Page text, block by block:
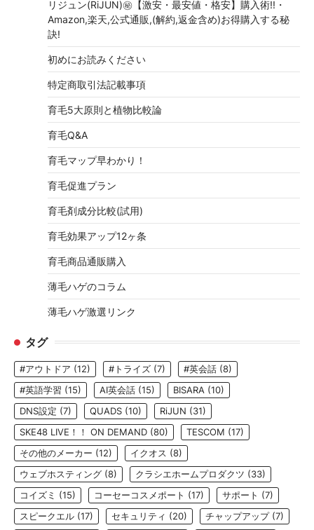
リジュン(RiJUN)㊙【激安・最安値・格安】購入術!!・
Amazon,楽天,公式通販,(解約,返金含め)お得購入する秘
訣!
初めにお読みください
特定商取引法記載事項
育毛5大原則と植物比較論
育毛Q&A
育毛マップ早わかり！
育毛促進プラン
育毛剤成分比較(試用)
育毛効果アップ12ヶ条
育毛商品通販購入
薄毛ハゲのコラム
薄毛ハゲ激選リンク
タグ
#アウトドア (12) #トライズ (7) #英会話 (8)
#英語学習 (15) AI英会話 (15) BISARA (10)
DNS設定 (7) QUADS (10) RiJUN (31)
SKE48 LIVE！！ ON DEMAND (80) TESCOM (17)
その他のメーカー (12) イクオス (8)
ウェブホスティング (8) クラシエホームプロダクツ (33)
コイズミ (15) コーセーコスメポート (17) サポート (7)
スピークエル (17) セキュリティ (20) チャップアップ(7)